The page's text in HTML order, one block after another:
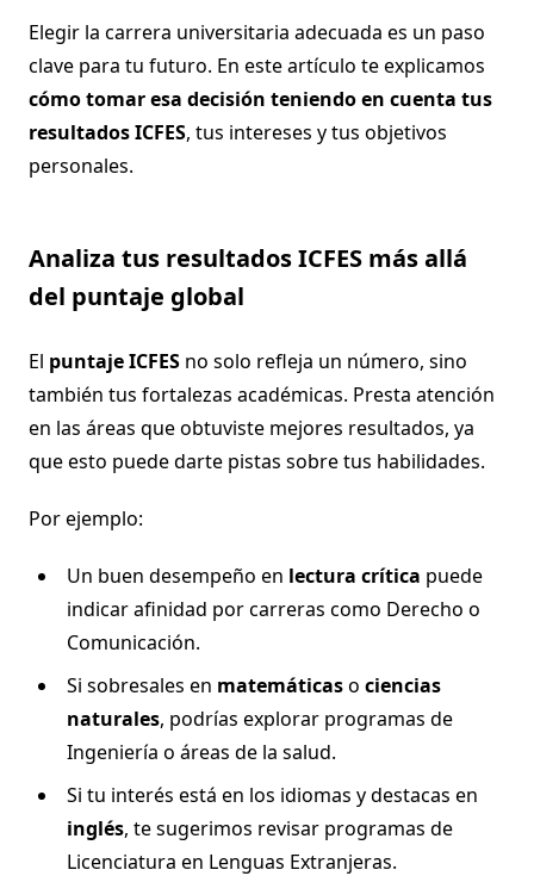
Elegir la carrera universitaria adecuada es un paso
clave para tu futuro. En este artículo te explicamos
cómo tomar esa decisión teniendo en cuenta tus
resultados ICFES, tus intereses y tus objetivos
personales.
Analiza tus resultados ICFES más allá
del puntaje global
El puntaje ICFES no solo refleja un número, sino
también tus fortalezas académicas. Presta atención
en las áreas que obtuviste mejores resultados, ya
que esto puede darte pistas sobre tus habilidades.
Por ejemplo:
Un buen desempeño en lectura crítica puede
indicar afinidad por carreras como Derecho o
Comunicación.
Si sobresales en matemáticaso ciencias
naturales, podrías explorar programas de
Ingeniería o áreas de la salud.
Si tu interés está en los idiomas y destacas en
inglés, te sugerimos revisar programas de
Licenciatura en Lenguas Extranjeras.